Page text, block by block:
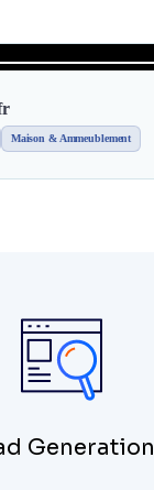
Generation